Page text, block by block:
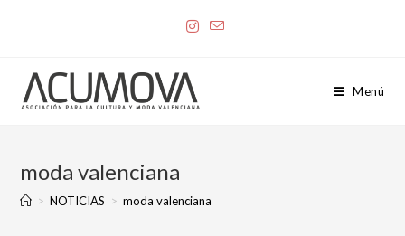
Menú
moda valenciana
> NOTICIAS > moda valenciana